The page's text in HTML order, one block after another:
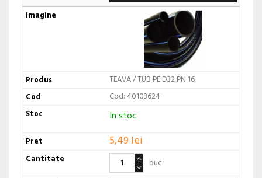
TEAVA / TUB PE D32 PN 16
Cod: 40103624
In stoc
5,49 lei
buc.